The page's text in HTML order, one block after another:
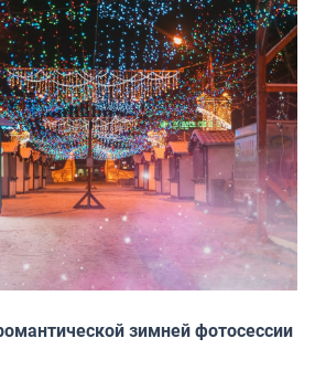
зимней фотосессии